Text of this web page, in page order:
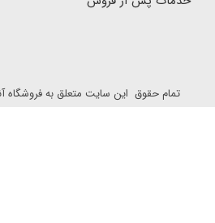
تمام حقوق این سایت متعلق به فروشگاه